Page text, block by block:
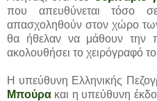
που απευθύνεται τόσο
απασχοληθούν στον χώρο
θα ήθελαν να μάθουν την
ακολουθήσει το χειρόγραφό
Η υπεύθυνη Ελληνικής
Μπούρα και η υπεύθυνη